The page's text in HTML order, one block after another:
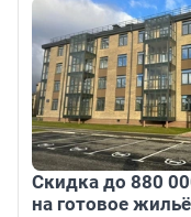
Скидка до 880
на готовое